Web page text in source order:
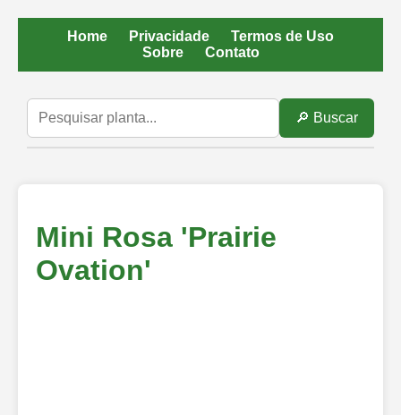
Home Privacidade
Termos de Uso
Sobre
Contato
🔎 Buscar
Mini Rosa 'Prairie
Ovation'